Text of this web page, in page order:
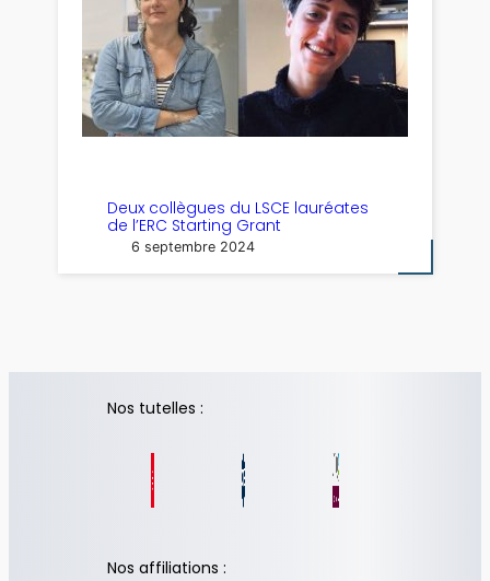
Deux collègues du LSCE lauréates
de l’ERC Starting Grant
6 septembre 2024
Nos tutelles :
Nos affiliations :